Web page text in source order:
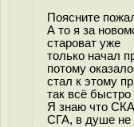
Поясните
А то я за
староват уже
только начал
потому
стал к этому
так всё
Я знаю что
СГА, в душе не